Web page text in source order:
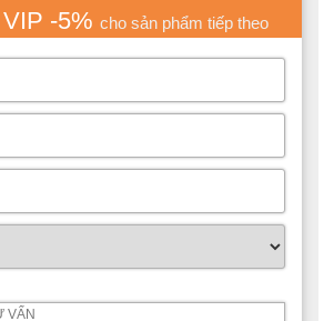
VIP -5% cho sản phẩm tiếp theo